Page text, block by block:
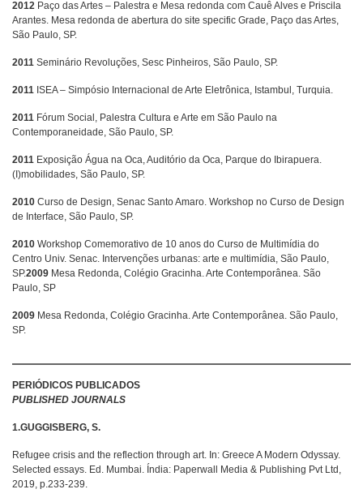
2012 Paço das Artes – Palestra e Mesa redonda com Cauê Alves e Priscila
Arantes. Mesa redonda de abertura do site specific Grade, Paço das Artes,
São Paulo, SP.
2011 Seminário Revoluções, Sesc Pinheiros, São Paulo, SP.
2011 ISEA – Simpósio Internacional de Arte Eletrônica, Istambul, Turquia.
2011 Fórum Social, Palestra Cultura e Arte em São Paulo na
Contemporaneidade, São Paulo, SP.
2011 Exposição Água na Oca, Auditório da Oca, Parque do Ibirapuera.
(I)mobilidades, São Paulo, SP.
2010 Curso de Design, Senac Santo Amaro. Workshop no Curso de Design
de Interface, São Paulo, SP.
2010 Workshop Comemorativo de 10 anos do Curso de Multimídia do
Centro Univ. Senac. Intervenções urbanas: arte e multimídia, São Paulo,
SP.2009 Mesa Redonda, Colégio Gracinha. Arte Contemporânea. São
Paulo, SP
2009 Mesa Redonda, Colégio Gracinha. Arte Contemporânea. São Paulo,
SP.
PERIÓDICOS PUBLICADOS
PUBLISHED JOURNALS
1.GUGGISBERG, S.
Refugee crisis and the reflection through art. In: Greece A Modern Odyssay.
Selected essays. Ed. Mumbai. Índia: Paperwall Media & Publishing Pvt Ltd,
2019, p.233-239.